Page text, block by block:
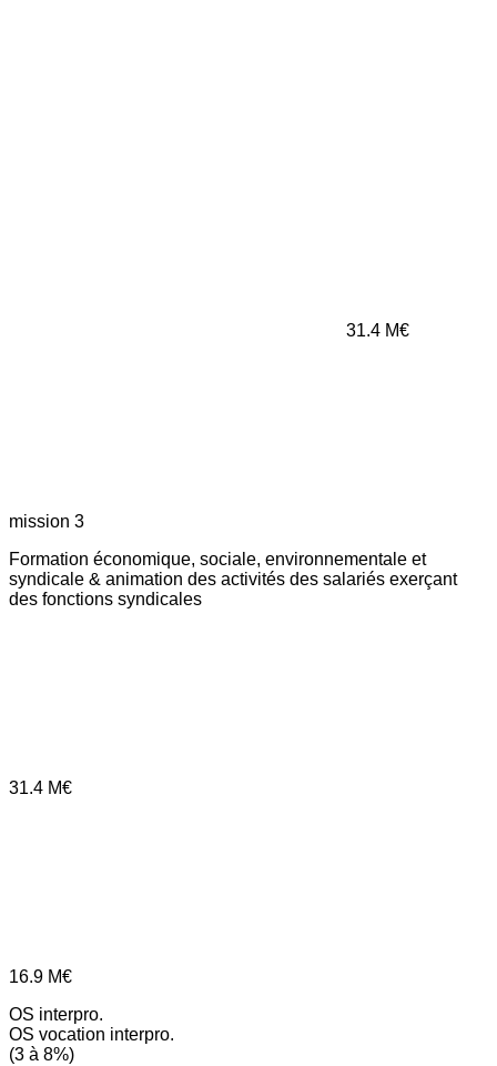
31.4 M€
mission 3
Formation économique, sociale, environnementale et
syndicale & animation des activités des salariés exerçant
des fonctions syndicales
31.4 M€
16.9 M€
OS interpro.
OS vocation interpro.
(3 à 8%)